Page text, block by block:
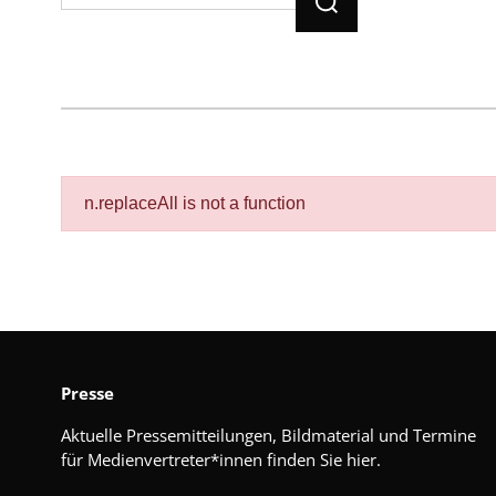
n.replaceAll is not a function
Presse
Aktuelle Pressemitteilungen, Bildmaterial und Termine
für Medienvertreter*innen finden Sie hier.